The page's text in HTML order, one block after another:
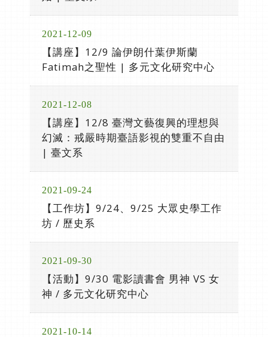
2021-12-09
【講座】12/9 論伊朗什葉伊斯蘭
Fatimah之聖性 | 多元文化研究中心
2021-12-08
【講座】12/8 臺灣文藝復興的理想與
幻滅：戒嚴時期臺語影視的雙重不自由
| 臺文系
2021-09-24
【工作坊】9/24、9/25 大眾史學工作
坊 / 歷史系
2021-09-30
【活動】9/30 電影讀書會 男神 VS 女
神 / 多元文化研究中心
2021-10-14